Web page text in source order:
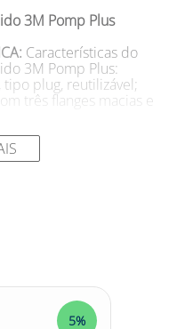
3M Pomp Plus
Características do
3M Pomp Plus:
plug, reutilizável;
três flanges macias e
na cor laranja;
acima de 85 dB(A).
5%